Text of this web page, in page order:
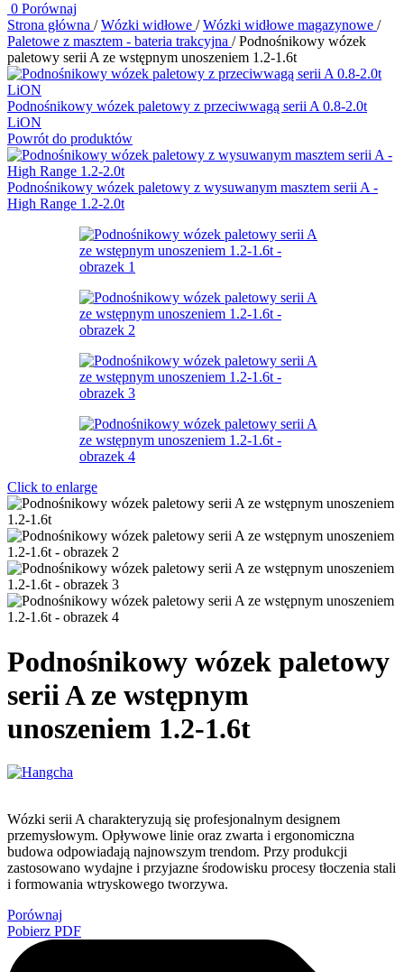
0 Porównaj
Strona główna / Wózki widłowe / Wózki widłowe magazynowe /
Paletowe z masztem - bateria trakcyjna / Podnośnikowy wózek
paletowy serii A ze wstępnym unoszeniem 1.2-1.6t
Podnośnikowy wózek paletowy z przeciwwagą serii A 0.8-2.0t
LiON
Powrót do produktów
Podnośnikowy wózek paletowy z wysuwanym masztem serii A -
High Range 1.2-2.0t
Click to enlarge
Podnośnikowy wózek paletowy
serii A ze wstępnym
unoszeniem 1.2-1.6t
Wózki serii A charakteryzują się profesjonalnym designem
przemysłowym. Opływowe linie oraz zwarta i ergonomiczna
budowa odpowiadają najnowszym trendom. Przy produkcji
zastosowano wydajne i przyjazne środowisku procesy tłoczenia stali
i formowania wtryskowego tworzywa.
Porównaj
Pobierz PDF